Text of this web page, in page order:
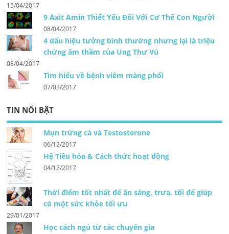
15/04/2017
9 Axit Amin Thiết Yếu Đối Với Cơ Thể Con Người
08/04/2017
4 dấu hiệu tưởng bình thường nhưng lại là triệu
chứng âm thầm của Ung Thư Vú
08/04/2017
Tìm hiểu về bệnh viêm màng phổi
07/03/2017
TIN NỔI BẬT
Mụn trứng cá và Testosterone
06/12/2017
Hệ Tiêu hóa & Cách thức hoạt động
04/12/2017
Thời điểm tốt nhất để ăn sáng, trưa, tối để giúp
có một sức khỏe tối ưu
29/01/2017
Học cách ngủ từ các chuyên gia